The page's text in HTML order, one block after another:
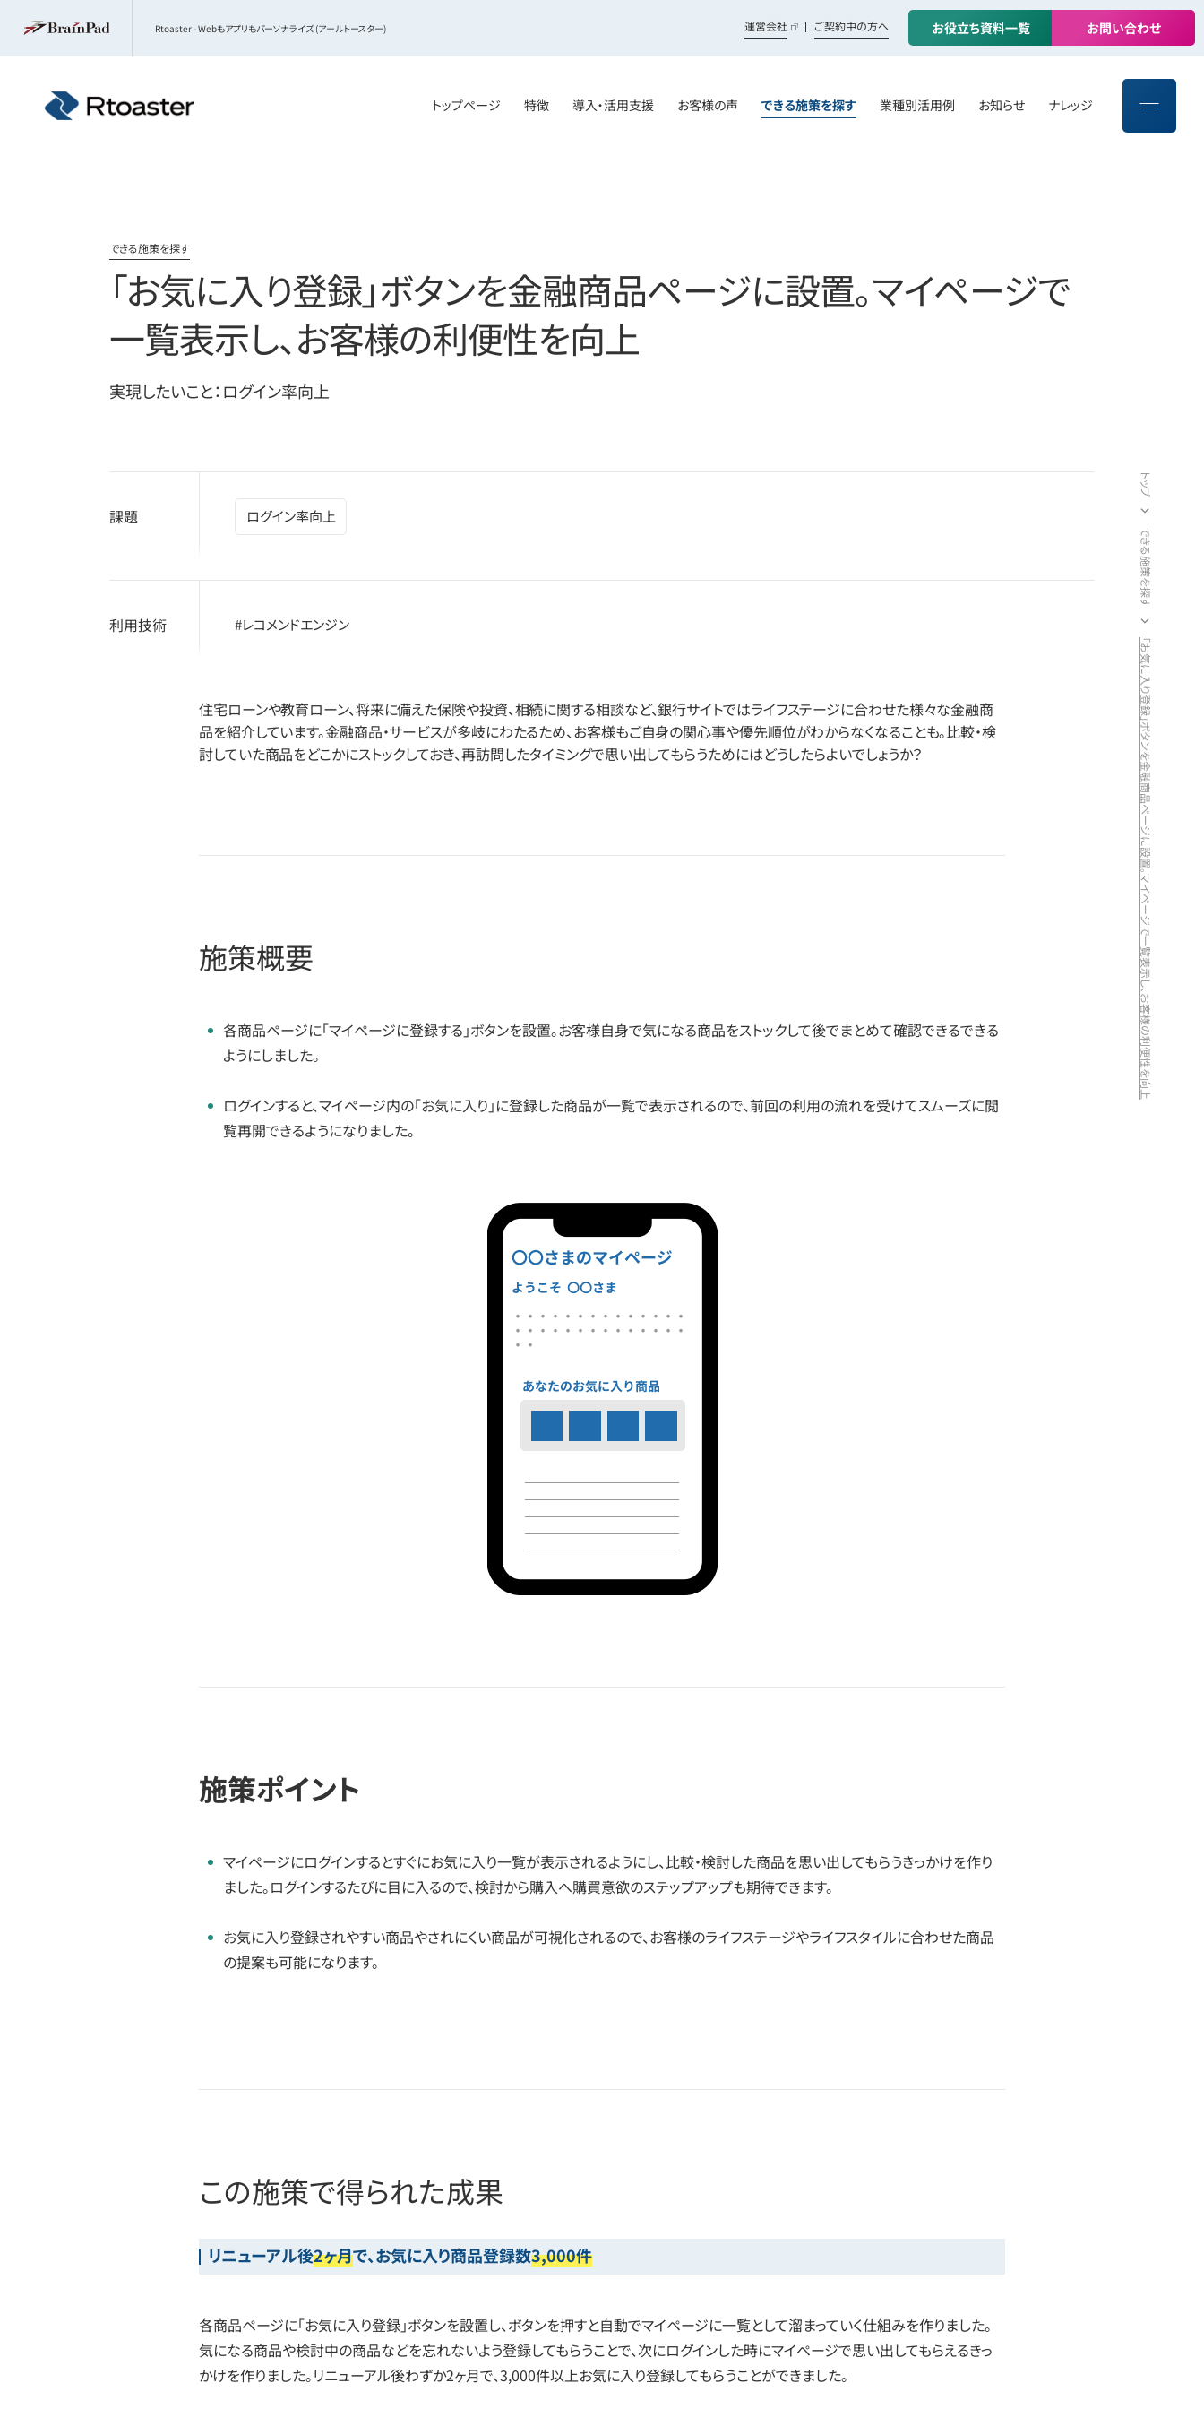
Rtoaster - Webもアプリもパーソナライズ (アールトースター) 運営会社 ご契約中の方へ お役立ち資料一覧 お問い合わせ
トップページ 特徴 導入・活用支援 お客様の声 できる施策を探す 業種別活用例 お知らせ ナレッジ
できる施策を探す
「お気に入り登録」ボタンを金融商品ページに設置。マイページで
一覧表示し、お客様の利便性を向上
実現したいこと：ログイン率向上
トップ
できる施策を探す
「お気に入り登録」ボタンを金融商品ページに設置。マイページで一覧表示し、お客様の利便性を向上
課題 ログイン率向上
利用技術 #レコメンドエンジン
住宅ローンや教育ローン、将来に備えた保険や投資、相続に関する相談など、銀行サイトではライフステージに合わせた様々な金融商
品を紹介しています。金融商品・サービスが多岐にわたるため、お客様もご自身の関心事や優先順位がわからなくなることも。比較・検
討していた商品をどこかにストックしておき、再訪問したタイミングで思い出してもらうためにはどうしたらよいでしょうか？
施策概要
各商品ページに「マイページに登録する」ボタンを設置。お客様自身で気になる商品をストックして後でまとめて確認できるできる
ようにしました。
ログインすると、マイページ内の「お気に入り」に登録した商品が一覧で表示されるので、前回の利用の流れを受けてスムーズに閲
覧再開できるようになりました。
施策ポイント
マイページにログインするとすぐにお気に入り一覧が表示されるようにし、比較・検討した商品を思い出してもらうきっかけを作り
ました。ログインするたびに目に入るので、検討から購入へ購買意欲のステップアップも期待できます。
お気に入り登録されやすい商品やされにくい商品が可視化されるので、お客様のライフステージやライフスタイルに合わせた商品
の提案も可能になります。
この施策で得られた成果
リニューアル後2ヶ月で、お気に入り商品登録数3,000件
各商品ページに「お気に入り登録」ボタンを設置し、ボタンを押すと自動でマイページに一覧として溜まっていく仕組みを作りました。
気になる商品や検討中の商品などを忘れないよう登録してもらうことで、次にログインした時にマイページで思い出してもらえるきっ
かけを作りました。リニューアル後わずか2ヶ月で、3,000件以上お気に入り登録してもらうことができました。